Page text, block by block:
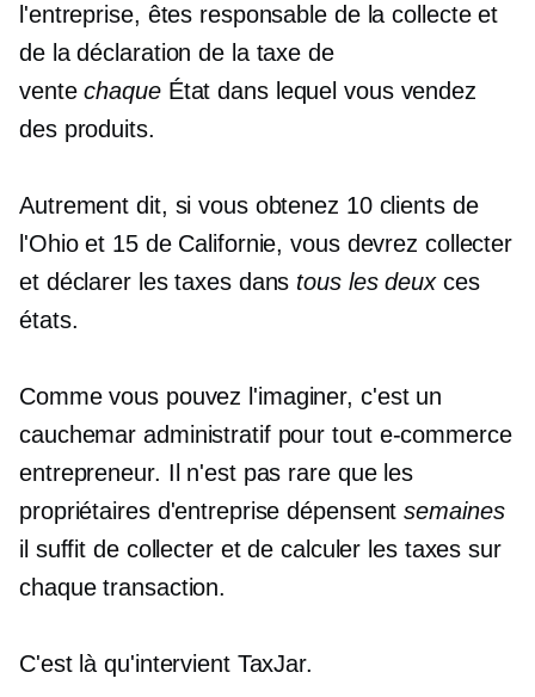
l'entreprise, êtes responsable de la collecte et
de la déclaration de la taxe de
ventechaqueÉtat dans lequel vous vendez
des produits.
Autrement dit, si vous obtenez 10 clients de
l'Ohio et 15 de Californie, vous devrez collecter
et déclarer les taxes dans tous les deux ces
états.
Comme vous pouvez l'imaginer, c'est un
cauchemar administratif pour tout e-commerce
entrepreneur. Il n'est pas rare que les
propriétaires d'entreprise dépensentsemaines
il suffit de collecter et de calculer les taxes sur
chaque transaction.
C'est là qu'intervient TaxJar.